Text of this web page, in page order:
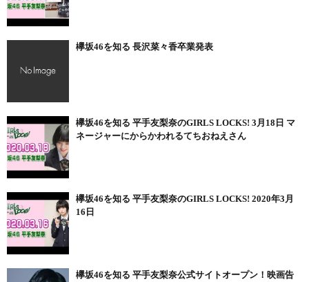
欅坂46を知る 長沢菜々香卒業発表
欅坂46を知る 平手友梨奈のGIRLS LOCKS! 3月18日 マ
ネージャーにからかわれるてちおねえさん
欅坂46を知る 平手友梨奈のGIRLS LOCKS! 2020年3月
16日
欅坂46を知る 平手友梨奈公式サイトオープン！映画告